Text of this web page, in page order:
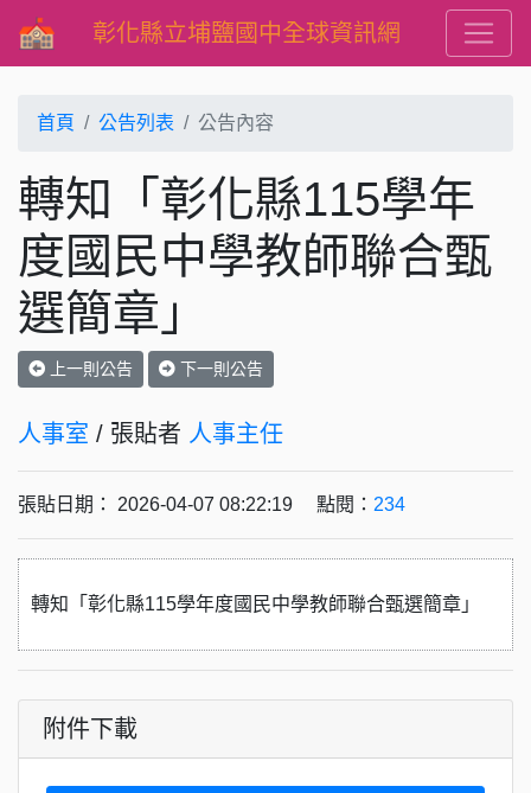
彰化縣立埔鹽國中全球資訊網
首頁 公告列表 公告內容
轉知「彰化縣115學年
度國民中學教師聯合甄
選簡章」
上一則公告 下一則公告
人事室 / 張貼者 人事主任
張貼日期： 2026-04-07 08:22:19 點閱： 234
轉知「彰化縣115學年度國民中學教師聯合甄選簡章」
附件下載